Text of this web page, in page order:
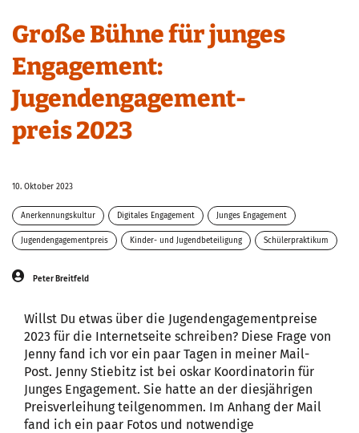
Große Bühne für junges
Engagement:
Jugendengagement-
preis 2023
10. Oktober 2023
Anerkennungskultur Digitales Engagement Junges Engagement
Lernen durch Engagement Lichtenberg
Jugendengagementpreis Kinder- und Jugendbeteiligung Schülerpraktikum
Peter Breitfeld
Willst Du etwas über die Jugendengagementpreise
2023 für die Internetseite schreiben? Diese Frage von
Jenny fand ich vor ein paar Tagen in meiner Mail-
Post. Jenny Stiebitz ist bei oskar Koordinatorin für
Junges Engagement. Sie hatte an der diesjährigen
Preisverleihung teilgenommen. Im Anhang der Mail
fand ich ein paar Fotos und notwendige